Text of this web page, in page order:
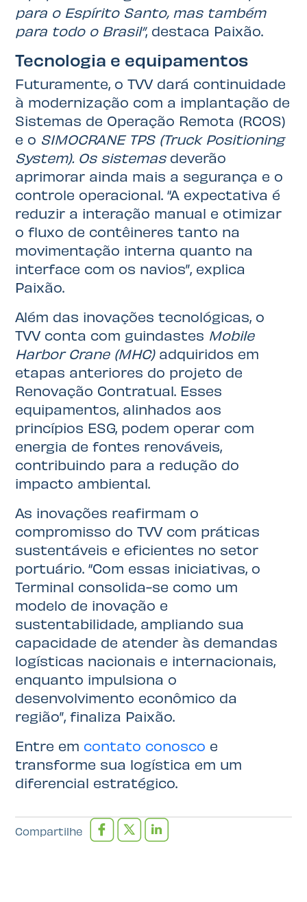
para o Espírito Santo, mas também
para todo o Brasil”, destaca Paixão.
Tecnologia e equipamentos
Futuramente, o TVV dará continuidade
à modernização com a implantação de
Sistemas de Operação Remota (RCOS)
e o SIMOCRANE TPS (Truck Positioning
System). Os sistemasdeverão
aprimorar ainda mais a segurança e o
controle operacional. “A expectativa é
reduzir a interação manual e otimizar
o fluxo de contêineres tanto na
movimentação interna quanto na
interface com os navios”, explica
Paixão.
Além das inovações tecnológicas, o
TVV conta com guindastes Mobile
Harbor Crane (MHC)adquiridos em
etapas anteriores do projeto de
Renovação Contratual. Esses
equipamentos, alinhados aos
princípios ESG, podem operar com
energia de fontes renováveis,
contribuindo para a redução do
impacto ambiental.
As inovações reafirmam o
compromisso do TVV com práticas
sustentáveis e eficientes no setor
portuário. “Com essas iniciativas, o
Terminal consolida-se como um
modelo de inovação e
sustentabilidade, ampliando sua
capacidade de atender às demandas
logísticas nacionais e internacionais,
enquanto impulsiona o
desenvolvimento econômico da
região”, finaliza Paixão.
Entre em contato conosco e
transforme sua logística em um
diferencial estratégico.
Compartilhe